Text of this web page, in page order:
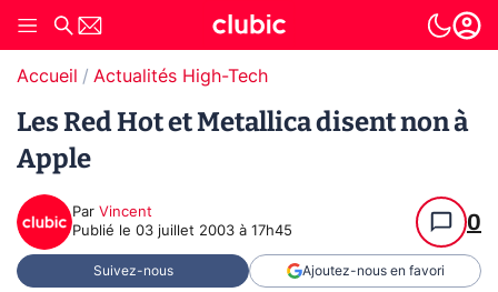
Accueil Actualités High-Tech
Les Red Hot et Metallica disent non à
Apple
Par Vincent
Publié le 03 juillet 2003 à 17h45 0
Suivez-nous Ajoutez-nous en favori